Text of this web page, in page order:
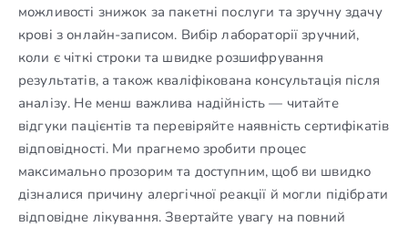
можливості знижок за пакетні послуги та зручну здачу
крові з онлайн-записом. Вибір лабораторії зручний,
коли є чіткі строки та швидке розшифрування
результатів, а також кваліфікована консультація після
аналізу. Не менш важлива надійність — читайте
відгуки пацієнтів та перевіряйте наявність сертифікатів
відповідності. Ми прагнемо зробити процес
максимально прозорим та доступним, щоб ви швидко
дізналися причину алергічної реакції й могли підібрати
відповідне лікування. Звертайте увагу на повний